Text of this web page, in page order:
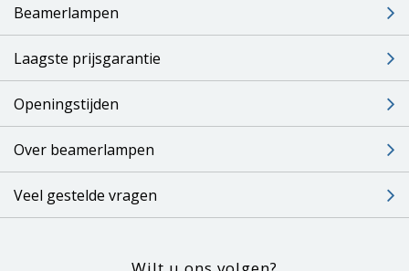
Beamerlampen
Laagste prijsgarantie
Openingstijden
Over beamerlampen
Veel gestelde vragen